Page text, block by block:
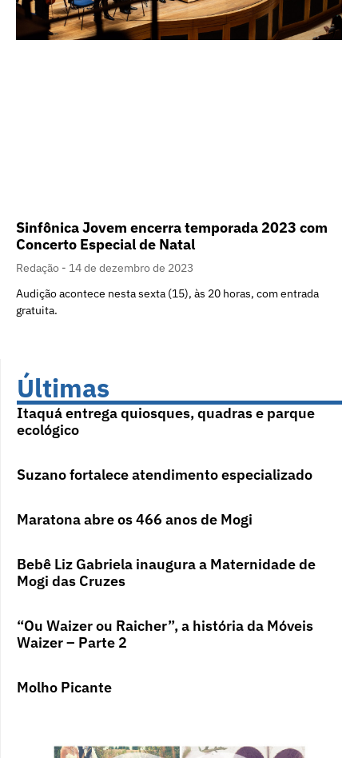
Sinfônica Jovem encerra temporada 2023 com
Concerto Especial de Natal
Redação
14 de dezembro de 2023
Audição acontece nesta sexta (15), às 20 horas, com entrada
gratuita.
Últimas
Itaquá entrega quiosques, quadras e parque
ecológico
Suzano fortalece atendimento especializado
Maratona abre os 466 anos de Mogi
Bebê Liz Gabriela inaugura a Maternidade de
Mogi das Cruzes
“Ou Waizer ou Raicher”, a história da Móveis
Waizer – Parte 2
Molho Picante